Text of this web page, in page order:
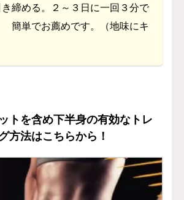
締める。２～３日に一回３分で
簡単でお薦めです。（地味にキ
トを含め下半身の有効なトレ
方法はこちらから！